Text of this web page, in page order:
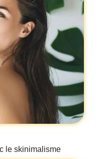
le skinimalisme